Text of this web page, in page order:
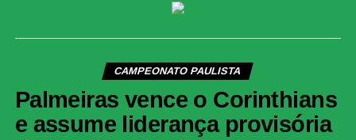
CAMPEONATO PAULISTA
Palmeiras vence o Corinthians
e assume liderança provisória